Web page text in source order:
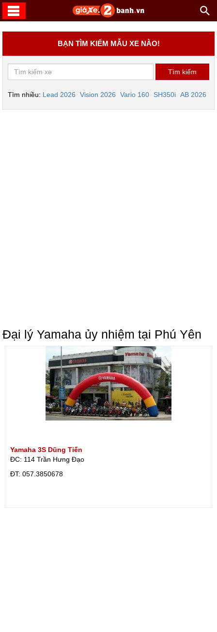
BẠN TÌM KIẾM MẪU XE NÀO!
Tìm nhiều: Lead 2026 Vision 2026 Vario 160 SH350i AB 2026
Đại lý Yamaha ủy nhiệm tại Phú Yên
Yamaha 3S Dũng Tiến
ĐC: 114 Trần Hưng Đạo
ÐT: 057.3850678